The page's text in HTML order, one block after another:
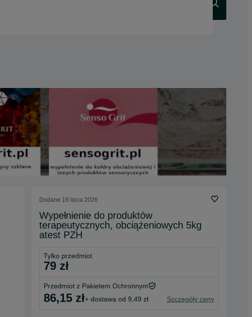
Dodane 19 lipca 2026
Wypełnienie do produktów
terapeutycznych, obciążeniowych 5kg
atest PZH
Tylko przedmiot
79 zł
Przedmiot z Pakietem Ochronnym
86,15 zł+ dostawa od 9,49 zł Szczegóły ceny